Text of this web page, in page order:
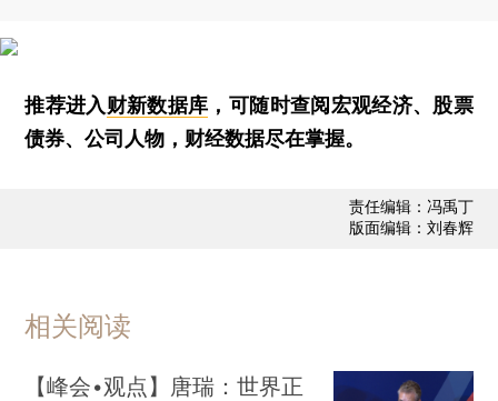
推荐进入财新数据库 ，可随时查阅宏观经济、股票
债券、公司人物，财经数据尽在掌握。
责任编辑：冯禹丁
版面编辑：刘春辉
相关阅读
【峰会•观点】唐瑞：世界正